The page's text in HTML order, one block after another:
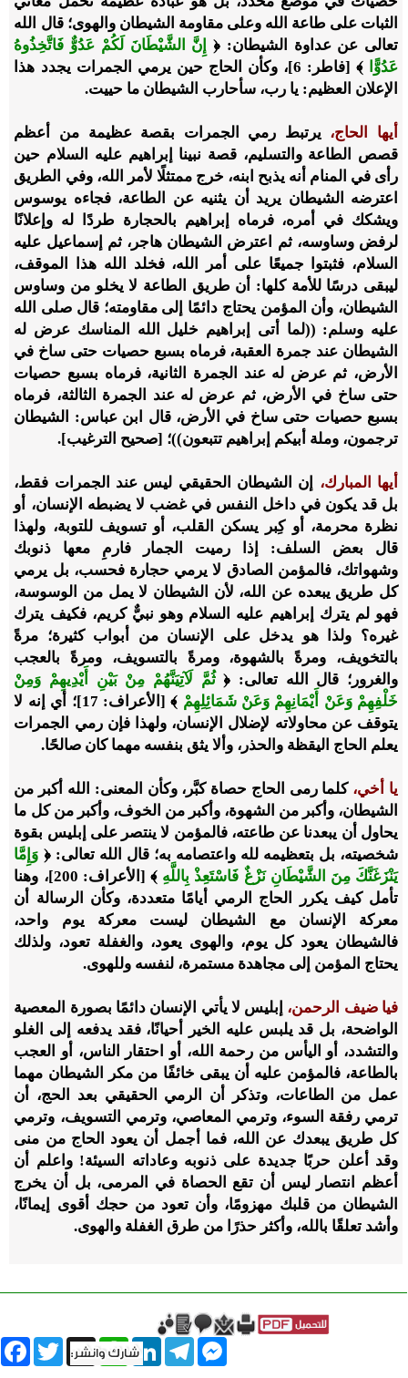
الثبات على طاعة الله وعلى مقاومة الشيطان والهوى؛ قال الله
تعالى عن عداوة الشيطان: ﴿
إِنَّ الشَّيْطَانَ لَكُمْ عَدُوٌّ فَاتَّخِذُوهُ
عَدُوًّا
﴾ [فاطر: 6]، وكأن الحاج حين يرمي الجمرات يجدد هذا
الإعلان العظيم: يا رب، سأحارب الشيطان ما حييت.
أيها الحاج، يرتبط رمي الجمرات بقصة عظيمة من أعظم
قصص الطاعة والتسليم، قصة نبينا إبراهيم عليه السلام حين
رأى في المنام أنه يذبح ابنه، خرج ممتثلًا لأمر الله، وفي الطريق
اعترضه الشيطان يريد أن يثنيه عن الطاعة، فجاءه يوسوس
ويشكك في أمره، فرماه إبراهيم بالحجارة طردًا له وإعلانًا
لرفض وساوسه، ثم اعترض الشيطان هاجر، ثم إسماعيل عليه
السلام، فثبتوا جميعًا على أمر الله، فخلد الله هذا الموقف،
ليبقى درسًا للأمة كلها: أن طريق الطاعة لا يخلو من وساوس
الشيطان، وأن المؤمن يحتاج دائمًا إلى مقاومته؛ قال صلى الله
عليه وسلم: ((لما أتى إبراهيم خليل الله المناسك عرض له
الشيطان عند جمرة العقبة، فرماه بسبع حصيات حتى ساخ في
الأرض، ثم عرض له عند الجمرة الثانية، فرماه بسبع حصيات
حتى ساخ في الأرض، ثم عرض له عند الجمرة الثالثة، فرماه
بسبع حصيات حتى ساخ في الأرض، قال ابن عباس: الشيطان
ترجمون، وملة أبيكم إبراهيم تتبعون))؛ [صحيح الترغيب].
أيها المبارك، إن الشيطان الحقيقي ليس عند الجمرات فقط،
بل قد يكون في داخل النفس في غضب لا يضبطه الإنسان، أو
نظرة محرمة، أو كِبر يسكن القلب، أو تسويف للتوبة، ولهذا
قال بعض السلف: إذا رميت الجمار فارمِ معها ذنوبك
وشهواتك، فالمؤمن الصادق لا يرمي حجارة فحسب، بل يرمي
كل طريق يبعده عن الله، لأن الشيطان لا يمل من الوسوسة،
فهو لم يترك إبراهيم عليه السلام وهو نبيٌّ كريم، فكيف يترك
غيره؟ ولذا هو يدخل على الإنسان من أبواب كثيرة؛ مرةً
بالتخويف، ومرةً بالشهوة، ومرةً بالتسويف، ومرةً بالعجب
والغرور؛ قال الله تعالى: ﴿ثُمَّ لَآتِيَنَّهُمْ مِنْ بَيْنِ أَيْدِيهِمْ وَمِنْ
خَلْفِهِمْ وَعَنْ أَيْمَانِهِمْ وَعَنْ شَمَائِلِهِمْ
﴾ [الأعراف: 17]؛ أي إنه لا
يتوقف عن محاولاته لإضلال الإنسان، ولهذا فإن رمي الجمرات
يعلم الحاج اليقظة والحذر، وألا يثق بنفسه مهما كان صالحًا.
يا أخي،كلما رمى الحاج حصاة كبَّر، وكأن المعنى: الله أكبر من
الشيطان، وأكبر من الشهوة، وأكبر من الخوف، وأكبر من كل ما
يحاول أن يبعدنا عن طاعته، فالمؤمن لا ينتصر على إبليس بقوة
شخصيته، بل بتعظيمه لله واعتصامه به؛ قال الله تعالى: ﴿ وَإِمَّا
يَنْزَغَنَّكَ مِنَ الشَّيْطَانِ نَزْغٌ فَاسْتَعِذْ بِاللَّهِ
﴾ [الأعراف: 200]، وهنا
تأمل كيف يكرر الحاج الرمي أيامًا متعددة، وكأن الرسالة أن
معركة الإنسان مع الشيطان ليست معركة يوم واحد،
فالشيطان يعود كل يوم، والهوى يعود، والغفلة تعود، ولذلك
يحتاج المؤمن إلى مجاهدة مستمرة، لنفسه وللهوى.
فيا ضيف الرحمن، إبليس لا يأتي الإنسان دائمًا بصورة المعصية
الواضحة، بل قد يلبس عليه الخير أحيانًا، فقد يدفعه إلى الغلو
والتشدد، أو اليأس من رحمة الله، أو احتقار الناس، أو العجب
بالطاعة، فالمؤمن عليه أن يبقى خائفًا من مكر الشيطان مهما
عمل من الطاعات، وتذكر أن الرمي الحقيقي بعد الحج، أن
ترمي رفقة السوء، وترمي المعاصي، وترمي التسويف، وترمي
كل طريق يبعدك عن الله، فما أجمل أن يعود الحاج من منى
وقد أعلن حربًا جديدة على ذنوبه وعاداته السيئة! واعلم أن
أعظم انتصار ليس أن تقع الحصاة في المرمى، بل أن يخرج
الشيطان من قلبك مهزومًا، وأن تعود من حجك أقوى إيمانًا،
وأشد تعلقًا بالله، وأكثر حذرًا من طرق الغفلة والهوى.
Twitter X
WhatsAppLinkedInTelegram
Messenger